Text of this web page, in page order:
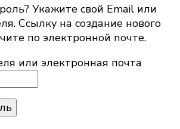
Укажите свой Email или
Ссылку на создание нового
по электронной почте.
или электронная почта